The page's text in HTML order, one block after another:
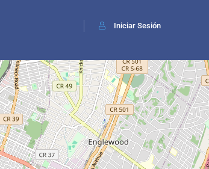
Iniciar Sesión